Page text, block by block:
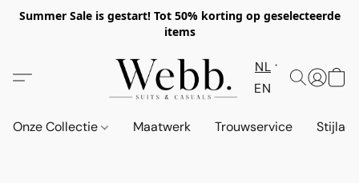
Summer Sale is gestart! Tot 50% korting op geselecteerde
items
NL
EN
Onze Collectie Maatwerk Trouwservice